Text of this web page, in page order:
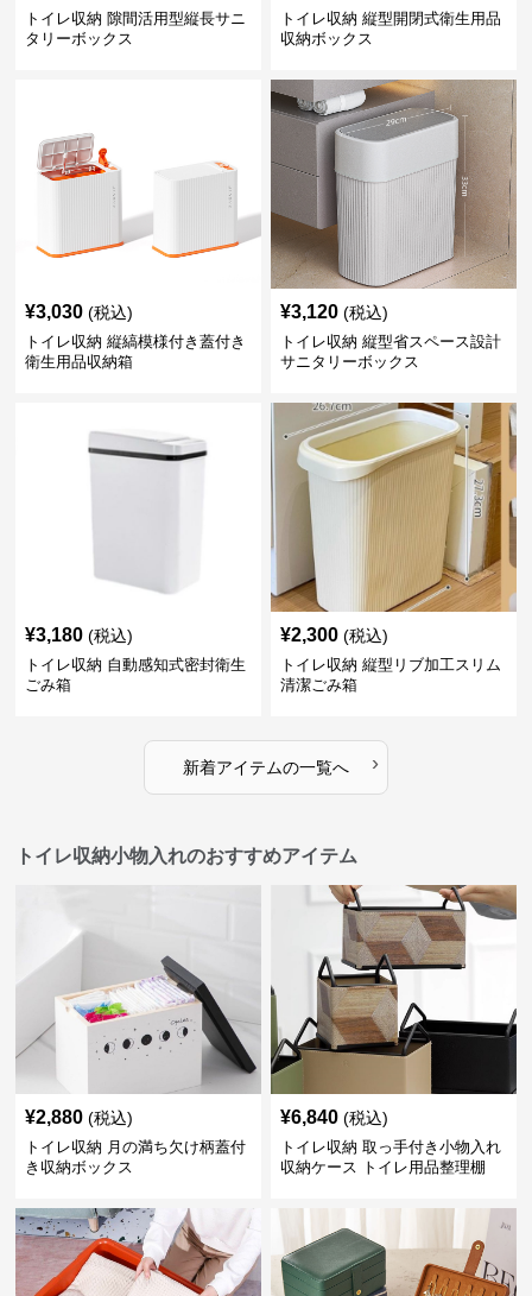
トイレ収納 隙間活用型縦長サニ
タリーボックス
トイレ収納 縦型開閉式衛生用品
収納ボックス
¥3,030 (税込)
トイレ収納 縦縞模様付き蓋付き
衛生用品収納箱
¥3,120 (税込)
トイレ収納 縦型省スペース設計
サニタリーボックス
¥3,180 (税込)
トイレ収納 自動感知式密封衛生
ごみ箱
¥2,300 (税込)
トイレ収納 縦型リブ加工スリム
清潔ごみ箱
新着アイテムの一覧へ ›
トイレ収納小物入れのおすすめアイテム
¥2,880 (税込)
トイレ収納 月の満ち欠け柄蓋付
き収納ボックス
¥6,840 (税込)
トイレ収納 取っ手付き小物入れ
収納ケース トイレ用品整理棚